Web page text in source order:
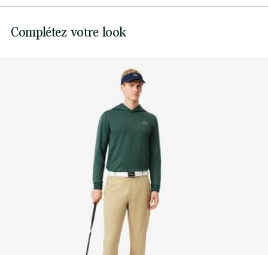
Crocodile en silicone sur la poitrine
Repassage basse température maximum 110
Pas de nettoyage à sec
Séchage pendu
fabrication. Transparence de la chaîne de valeur,
Complétez votre look